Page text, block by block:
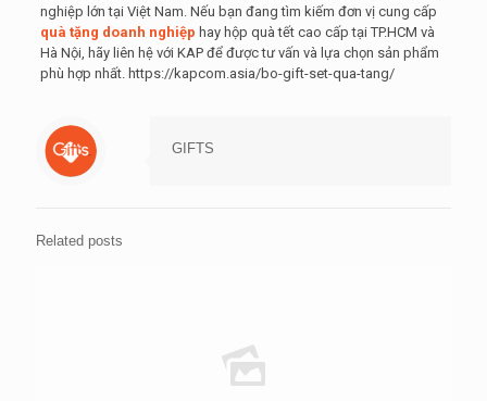
nghiệp lớn tại Việt Nam. Nếu bạn đang tìm kiếm đơn vị cung cấp
quà tặng doanh nghiệp hay hộp quà tết cao cấp tại TP.HCM và
Hà Nội, hãy liên hệ với KAP để được tư vấn và lựa chọn sản phẩm
phù hợp nhất. https://kapcom.asia/bo-gift-set-qua-tang/
GIFTS
Related posts